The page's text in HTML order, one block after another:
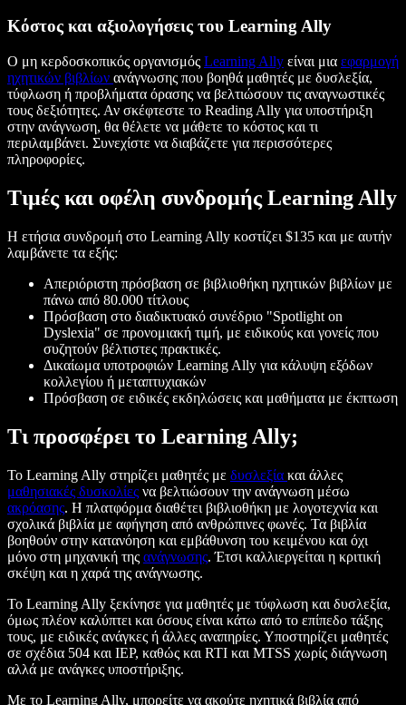
Κόστος και αξιολογήσεις του Learning Ally
Ο μη κερδοσκοπικός οργανισμός Learning Ally είναι μια εφαρμογή
ηχητικών βιβλίων ανάγνωσης που βοηθά μαθητές με δυσλεξία,
τύφλωση ή προβλήματα όρασης να βελτιώσουν τις αναγνωστικές
τους δεξιότητες. Αν σκέφτεστε το Reading Ally για υποστήριξη
στην ανάγνωση, θα θέλετε να μάθετε το κόστος και τι
περιλαμβάνει. Συνεχίστε να διαβάζετε για περισσότερες
πληροφορίες.
Τιμές και οφέλη συνδρομής Learning Ally
Η ετήσια συνδρομή στο Learning Ally κοστίζει $135 και με αυτήν
λαμβάνετε τα εξής:
Απεριόριστη πρόσβαση σε βιβλιοθήκη ηχητικών βιβλίων με
πάνω από 80.000 τίτλους
Πρόσβαση στο διαδικτυακό συνέδριο "Spotlight on
Dyslexia" σε προνομιακή τιμή, με ειδικούς και γονείς που
συζητούν βέλτιστες πρακτικές.
Δικαίωμα υποτροφιών Learning Ally για κάλυψη εξόδων
κολλεγίου ή μεταπτυχιακών
Πρόσβαση σε ειδικές εκδηλώσεις και μαθήματα με έκπτωση
Τι προσφέρει το Learning Ally;
Το Learning Ally στηρίζει μαθητές με δυσλεξία και άλλες
μαθησιακές δυσκολίες να βελτιώσουν την ανάγνωση μέσω
ακρόασης. Η πλατφόρμα διαθέτει βιβλιοθήκη με λογοτεχνία και
σχολικά βιβλία με αφήγηση από ανθρώπινες φωνές. Τα βιβλία
βοηθούν στην κατανόηση και εμβάθυνση του κειμένου και όχι
μόνο στη μηχανική της ανάγνωσης. Έτσι καλλιεργείται η κριτική
σκέψη και η χαρά της ανάγνωσης.
Το Learning Ally ξεκίνησε για μαθητές με τύφλωση και δυσλεξία,
όμως πλέον καλύπτει και όσους είναι κάτω από το επίπεδο τάξης
τους, με ειδικές ανάγκες ή άλλες αναπηρίες. Υποστηρίζει μαθητές
σε σχέδια 504 και IEP, καθώς και RTI και MTSS χωρίς διάγνωση
αλλά με ανάγκες υποστήριξης.
Με το Learning Ally, μπορείτε να ακούτε ηχητικά βιβλία από